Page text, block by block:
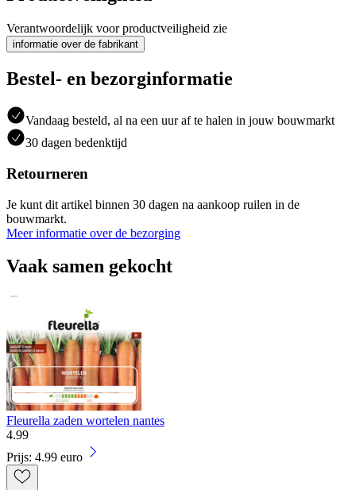
Verantwoordelijk voor productveiligheid zie
informatie over de fabrikant
Bestel- en bezorginformatie
Vandaag besteld, al na een uur af te halen in jouw bouwmarkt
30 dagen bedenktijd
Retourneren
Je kunt dit artikel binnen 30 dagen na aankoop ruilen in de
bouwmarkt.
Meer informatie over de bezorging
Vaak samen gekocht
Fleurella zaden wortelen nantes
4.99
Prijs: 4.99 euro